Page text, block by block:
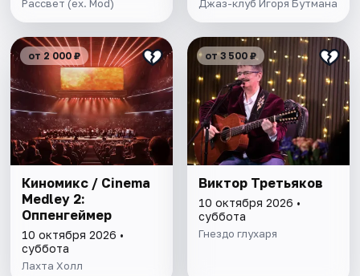
Рассвет (ex. Mod) Джаз-клуб Игоря Бутмана
от 2 000 ₽
Киномикс / Cinema
Medley 2:
Оппенгеймер
10 октября 2026 •
суббота
Лахта Холл
от 3 500 ₽
Виктор Третьяков
10 октября 2026 •
суббота
Гнездо глухаря